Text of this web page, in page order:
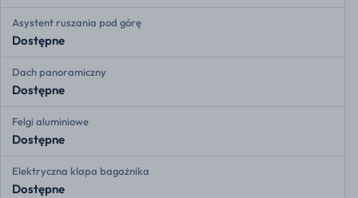
Asystent ruszania pod górę
Dostępne
Dach panoramiczny
Dostępne
Felgi aluminiowe
Dostępne
Elektryczna klapa bagażnika
Dostępne